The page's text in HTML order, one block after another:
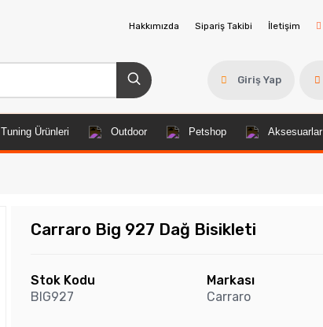
Hakkımızda Sipariş Takibi İletişim
Giriş Yap
Tuning Ürünleri Outdoor Petshop Aksesuarlar
Carraro Big 927 Dağ Bisikleti
Stok Kodu
BIG927
Markası
Carraro